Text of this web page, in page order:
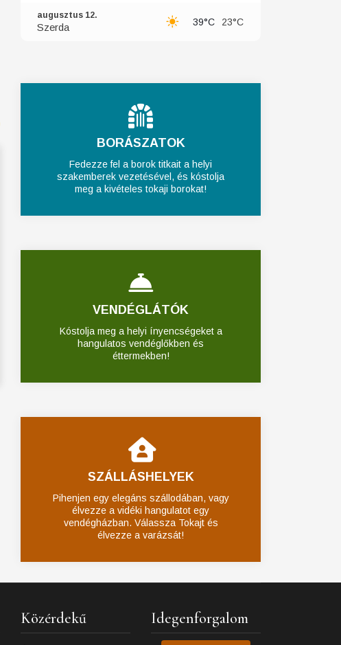
augusztus 12.
Szerda 39°C 23°C
BORÁSZATOK
Fedezze fel a borok titkait a helyi
szakemberek vezetésével, és kóstolja
meg a kivételes tokaji borokat!
VENDÉGLÁTÓK
Kóstolja meg a helyi ínyencségeket a
hangulatos vendéglőkben és
éttermekben!
SZÁLLÁSHELYEK
Pihenjen egy elegáns szállodában, vagy
élvezze a vidéki hangulatot egy
vendégházban. Válassza Tokajt és
élvezze a varázsát!
Közérdekű Idegenforgalom